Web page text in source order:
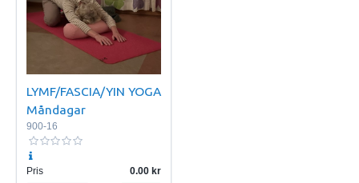
LYMF/FASCIA/YIN YOGA
Måndagar
900-16
Pris 0.00